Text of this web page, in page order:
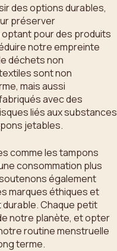
des options durables,
préserver
optant pour des produits
notre empreinte
déchets non
sont non
mais aussi
avec des
liés aux substances
jetables.
comme les tampons
consommation plus
également
marques éthiques et
Chaque petit
notre planète, et opter
routine menstruelle
terme.